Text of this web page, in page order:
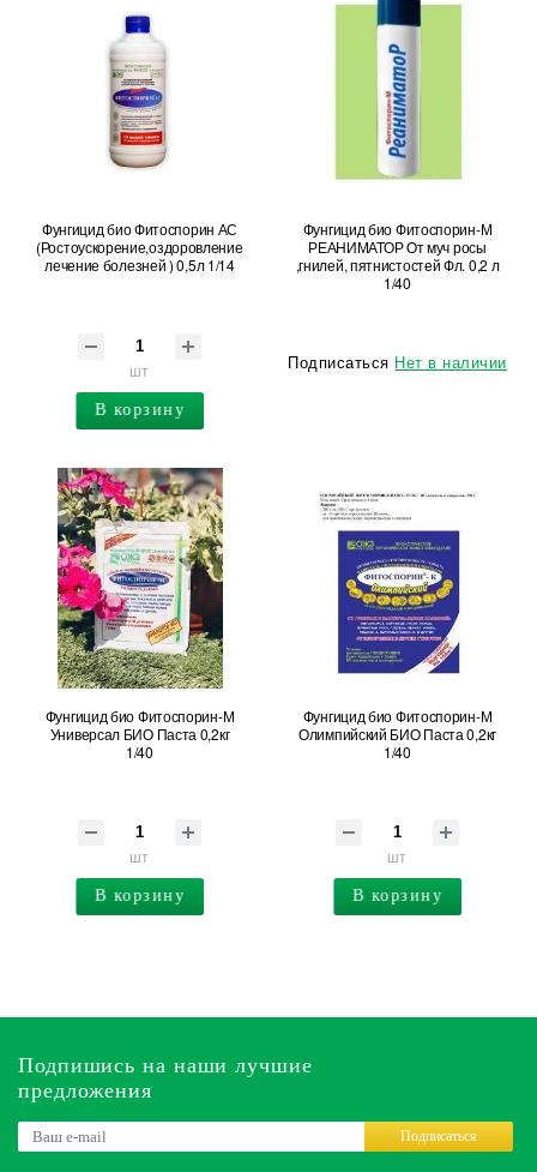
Фунгицид био Фитоспорин АС
(Ростоускорение,оздоровление,
лечение болезней ) 0,5л 1/14
шт
В корзину
Фунгицид био Фитоспорин-М
РЕАНИМАТОР От муч росы
,гнилей, пятнистостей Фл. 0,2 л
1/40
Подписаться Нет в наличии
Фунгицид био Фитоспорин-М
Универсал БИО Паста 0,2кг
1/40
шт
В корзину
Фунгицид био Фитоспорин-М
Олимпийский БИО Паста 0,2кг
1/40
шт
В корзину
Подпишись на наши лучшие
предложения
Подписаться